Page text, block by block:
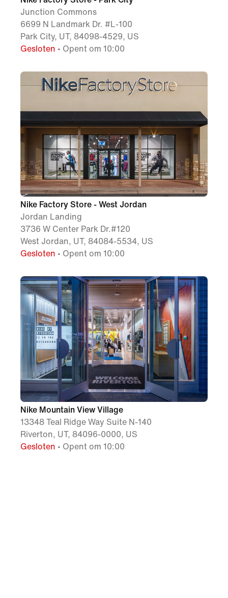
Junction Commons
6699 N Landmark Dr. #L-100
Park City, UT, 84098-4529, US
Gesloten • Opent om 10:00
Nike Factory Store - West Jordan
Jordan Landing
3736 W Center Park Dr.#120
West Jordan, UT, 84084-5534, US
Gesloten • Opent om 10:00
Nike Mountain View Village
13348 Teal Ridge Way Suite N-140
Riverton, UT, 84096-0000, US
Gesloten • Opent om 10:00